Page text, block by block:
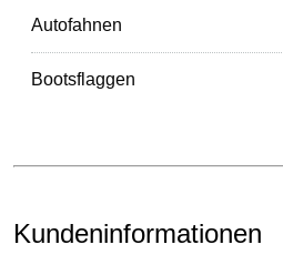
Autofahnen
Bootsflaggen
Kundeninformationen